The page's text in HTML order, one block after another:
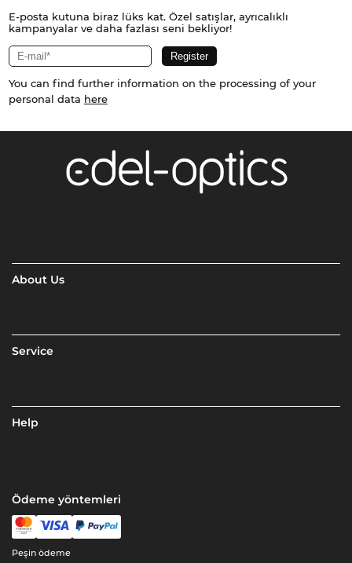
E-posta kutuna biraz lüks kat. Özel satışlar, ayrıcalıklı
kampanyalar ve daha fazlası seni bekliyor!
You can find further information on the processing of your
personal data here
About Us
Service
Help
Ödeme yöntemleri
Peşin ödeme